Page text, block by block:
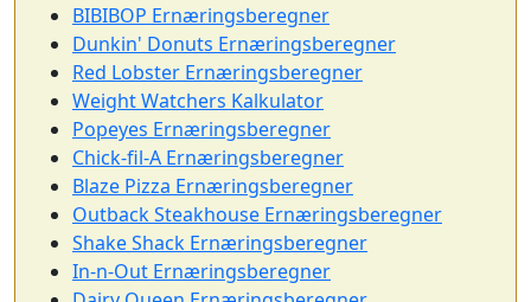
BIBIBOP Ernæringsberegner
Dunkin' Donuts Ernæringsberegner
Red Lobster Ernæringsberegner
Weight Watchers Kalkulator
Popeyes Ernæringsberegner
Chick-fil-A Ernæringsberegner
Blaze Pizza Ernæringsberegner
Outback Steakhouse Ernæringsberegner
Shake Shack Ernæringsberegner
In-n-Out Ernæringsberegner